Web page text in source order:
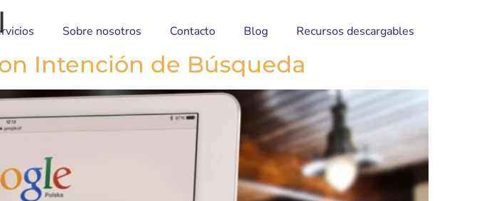
Sobre nosotros Contacto Blog Recursos descargables
Intención de Búsqueda